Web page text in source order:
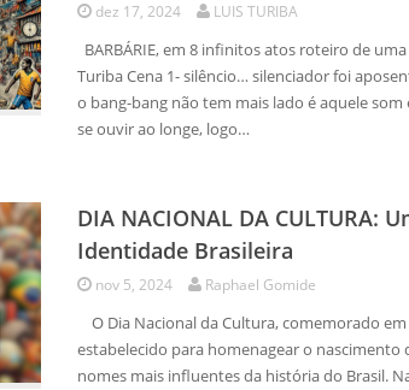
dez 17, 2024 LUIS TURIBA
BARBÁRIE, em 8 infinitos atos roteiro de
Turiba Cena 1- silêncio… silenciador foi
o bang-bang não tem mais lado é aquele
se ouvir ao longe, logo…
DIA NACIONAL DA CULTURA:
Identidade Brasileira
nov 5, 2024 Raphael Gomide
O Dia Nacional da Cultura, comemorado
estabelecido para homenagear o nascimento
nomes mais influentes da história do Brasil.